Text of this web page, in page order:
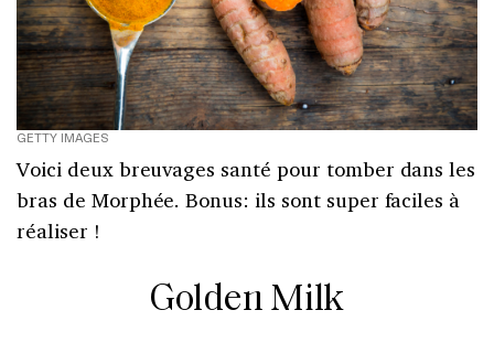
GETTY IMAGES
Voici deux breuvages santé pour tomber dans les
bras de Morphée. Bonus: ils sont super faciles à
réaliser !
Golden Milk